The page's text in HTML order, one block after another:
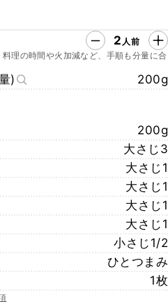
2 人前
理の時間や火加減など、手順も分量に合
) 200g
200g
大さじ3
大さじ1
大さじ1
大さじ1
大さじ1
小さじ1/2
ひとつまみ
1枚